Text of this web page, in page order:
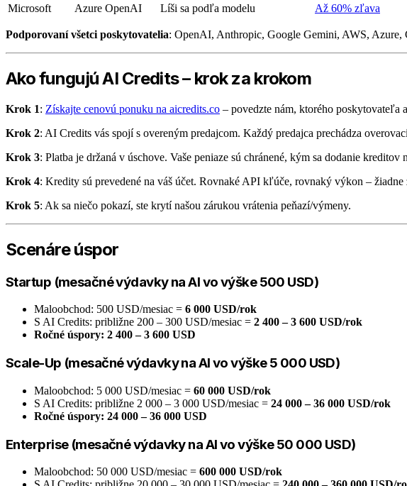
Microsoft
Azure OpenAI Líši sa podľa modelu Až 60% zľava
Podporovaní všetci poskytovatelia: OpenAI, Anthropic, Google Gemini, AWS,
Ako fungujú AI Credits – krok za krokom
Krok 1: Získajte cenovú ponuku na aicredits.co – povedzte nám, ktorého poskytovateľa
Krok 2: AI Credits vás spojí s overeným predajcom. Každý predajca prechádza
Krok 3: Platba je držaná v úschove. Vaše peniaze sú chránené, kým sa dodanie kreditov
Krok 4: Kredity sú prevedené na váš účet. Rovnaké API kľúče, rovnaký výkon – žiadne
Krok 5: Ak sa niečo pokazí, ste krytí našou zárukou vrátenia peňazí/výmeny.
Scenáre úspor
Startup (mesačné výdavky na AI vo výške 500 USD)
Maloobchod: 500 USD/mesiac = 6 000 USD/rok
S AI Credits: približne 200 – 300 USD/mesiac = 2 400 – 3 600 USD/rok
Ročné úspory: 2 400 – 3 600 USD
Scale-Up (mesačné výdavky na AI vo výške 5 000 USD)
Maloobchod: 5 000 USD/mesiac = 60 000 USD/rok
S AI Credits: približne 2 000 – 3 000 USD/mesiac = 24 000 – 36 000 USD/rok
Ročné úspory: 24 000 – 36 000 USD
Enterprise (mesačné výdavky na AI vo výške 50 000 USD)
Maloobchod: 50 000 USD/mesiac = 600 000 USD/rok